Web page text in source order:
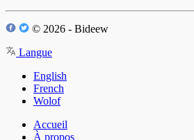
© 2026 - Bideew
Langue
English
French
Wolof
Accueil
À propos